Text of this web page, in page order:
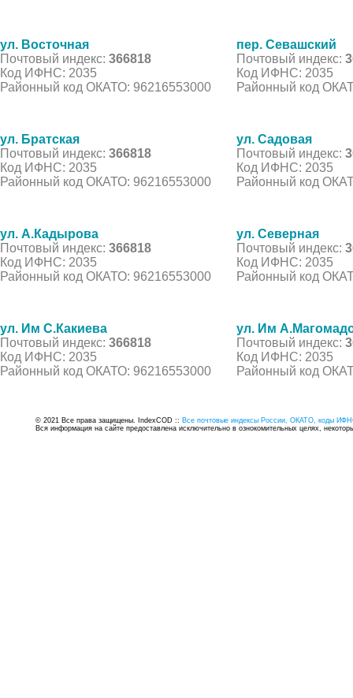
ул. Восточная
Почтовый индекс: 366818
Код ИФНС: 2035
Районный код ОКАТО: 96216553000
пер. Севашский
Почтовый индекс:
Код ИФНС: 2035
Районный код
ул. Братская
Почтовый индекс: 366818
Код ИФНС: 2035
Районный код ОКАТО: 96216553000
ул. Садовая
Почтовый индекс:
Код ИФНС: 2035
Районный код
ул. А.Кадырова
Почтовый индекс: 366818
Код ИФНС: 2035
Районный код ОКАТО: 96216553000
ул. Северная
Почтовый индекс:
Код ИФНС: 2035
Районный код
ул. Им С.Какиева
Почтовый индекс: 366818
Код ИФНС: 2035
Районный код ОКАТО: 96216553000
ул. Им
Почтовый индекс:
Код ИФНС: 2035
Районный код
© 2021 Все права защищены. IndexCOD :: Все почтовые индексы России, ОКАТО, коды
Вся информация на сайте предоставлена исключительно в ознокомительных целях,